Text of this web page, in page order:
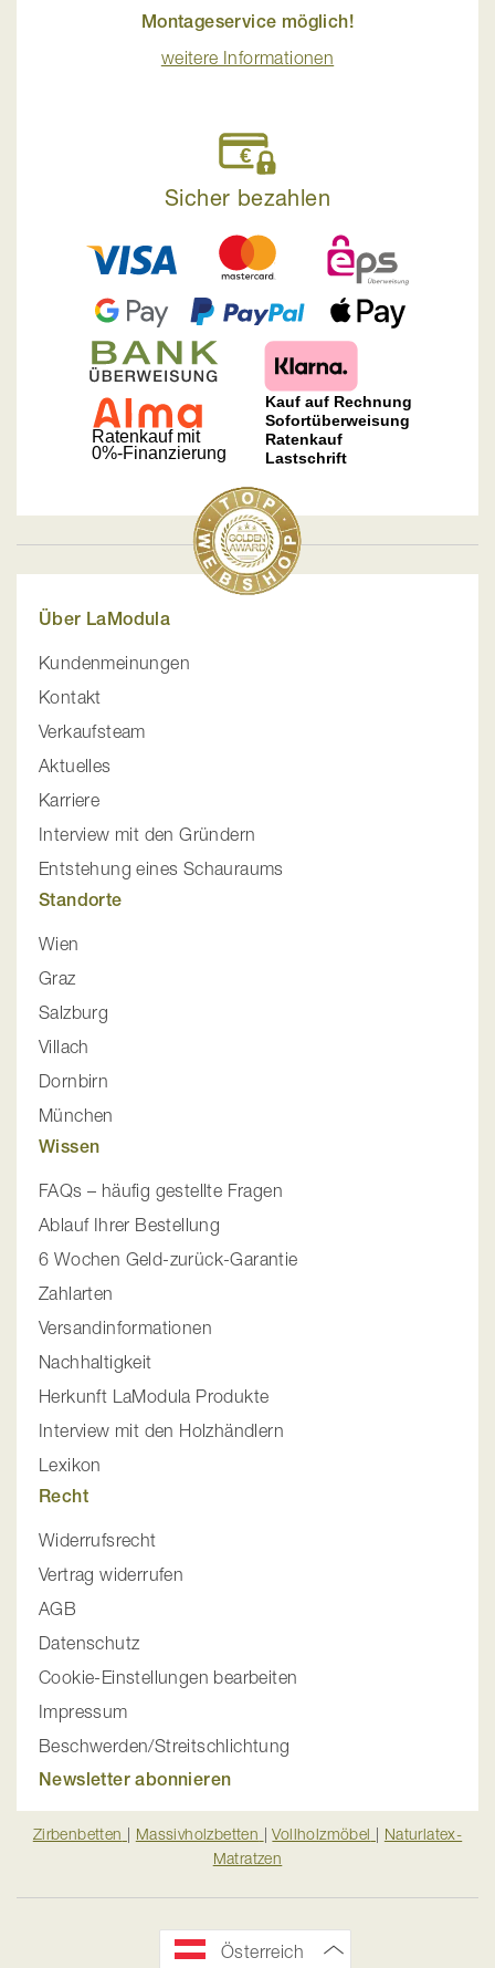
Montageservice möglich!
weitere Informationen
Sicher bezahlen
Über LaModula
Kundenmeinungen
Kontakt
Verkaufsteam
Aktuelles
Karriere
Interview mit den Gründern
Entstehung eines Schauraums
Standorte
Wien
Graz
Salzburg
Villach
Dornbirn
München
Wissen
FAQs – häufig gestellte Fragen
Ablauf Ihrer Bestellung
6 Wochen Geld-zurück-Garantie
Zahlarten
Versandinformationen
Nachhaltigkeit
Herkunft LaModula Produkte
Interview mit den Holzhändlern
Lexikon
Recht
Widerrufsrecht
Vertrag widerrufen
AGB
Datenschutz
Cookie-Einstellungen bearbeiten
Impressum
Beschwerden/Streitschlichtung
Newsletter abonnieren
Zirbenbetten | Massivholzbetten |Vollholzmöbel | Naturlatex-
Matratzen
Österreich